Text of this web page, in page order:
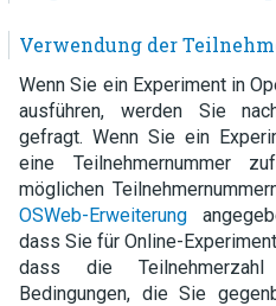
Verwendung der
Wenn Sie ein Experiment in
ausführen, werden Sie
gefragt. Wenn Sie ein
eine Teilnehmernummer
möglichen
OSWeb-Erweiterung
dass Sie für Online-
dass die
Bedingungen, die Sie